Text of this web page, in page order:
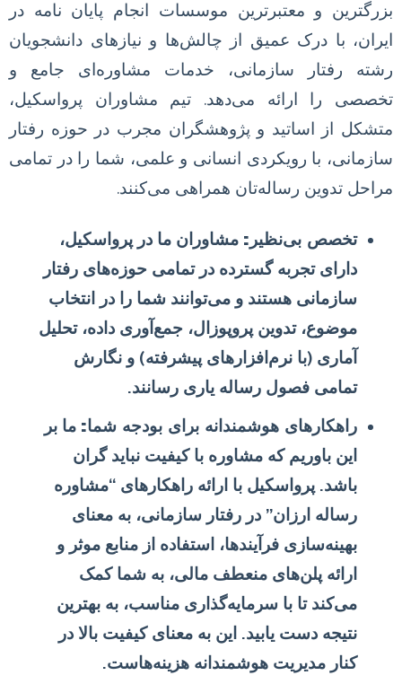
بزرگترین و معتبرترین موسسات انجام پایان نامه در
ایران، با درک عمیق از چالش‌ها و نیازهای دانشجویان
رشته رفتار سازمانی، خدمات مشاوره‌ای جامع و
تخصصی را ارائه می‌دهد. تیم مشاوران پرواسکیل،
متشکل از اساتید و پژوهشگران مجرب در حوزه رفتار
سازمانی، با رویکردی انسانی و علمی، شما را در تمامی
مراحل تدوین رساله‌تان همراهی می‌کنند.
تخصص بی‌نظیر: مشاوران ما در پرواسکیل،
دارای تجربه گسترده در تمامی حوزه‌های رفتار
سازمانی هستند و می‌توانند شما را در انتخاب
موضوع، تدوین پروپوزال، جمع‌آوری داده، تحلیل
آماری (با نرم‌افزارهای پیشرفته) و نگارش
تمامی فصول رساله یاری رسانند.
راهکارهای هوشمندانه برای بودجه شما: ما بر
این باوریم که مشاوره با کیفیت نباید گران
باشد. پرواسکیل با ارائه راهکارهای “مشاوره
رساله ارزان” در رفتار سازمانی، به معنای
بهینه‌سازی فرآیندها، استفاده از منابع موثر و
ارائه پلن‌های منعطف مالی، به شما کمک
می‌کند تا با سرمایه‌گذاری مناسب، به بهترین
نتیجه دست یابید. این به معنای کیفیت بالا در
کنار مدیریت هوشمندانه هزینه‌هاست.